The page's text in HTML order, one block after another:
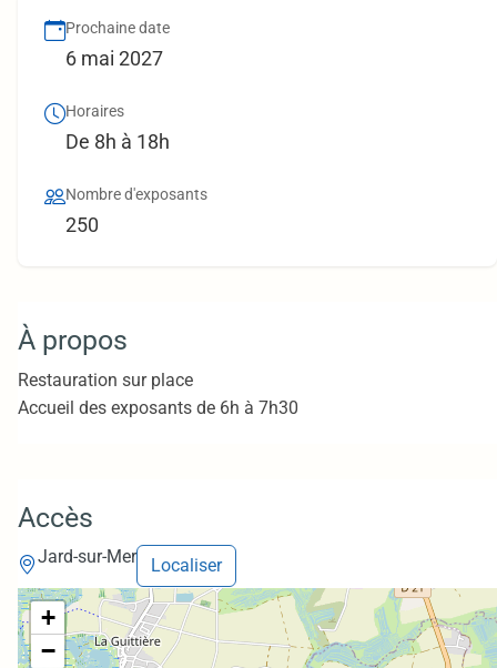
Prochaine date
6 mai 2027
Horaires
De 8h à 18h
Nombre d'exposants
250
À propos
Restauration sur place
Accueil des exposants de 6h à 7h30
Accès
Jard-sur-Mer Localiser
+
−